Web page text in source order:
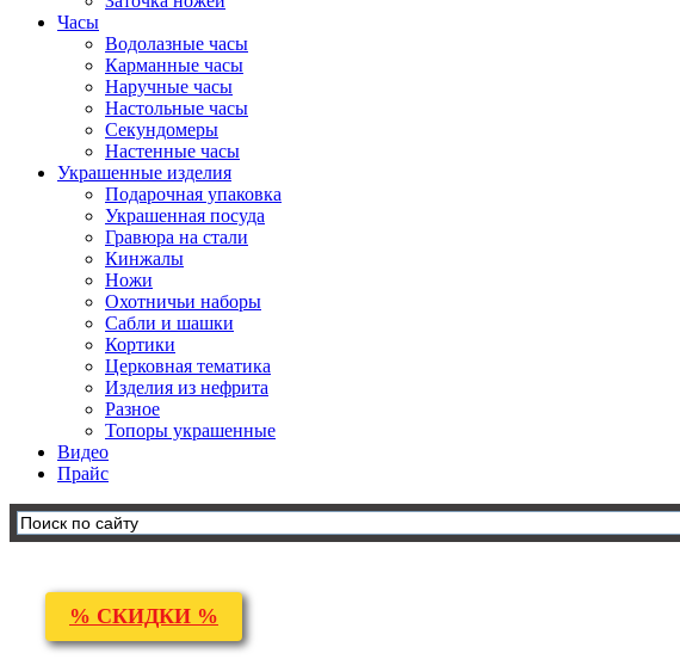
Часы
Водолазные часы
Карманные часы
Наручные часы
Настольные часы
Секундомеры
Настенные часы
Украшенные изделия
Подарочная упаковка
Украшенная посуда
Гравюра на стали
Кинжалы
Ножи
Охотничьи наборы
Сабли и шашки
Кортики
Церковная тематика
Изделия из нефрита
Разное
Топоры украшенные
Видео
Прайс
% СКИДКИ %